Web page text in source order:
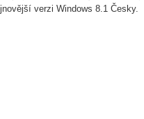
verzi Windows 8.1 Česky.